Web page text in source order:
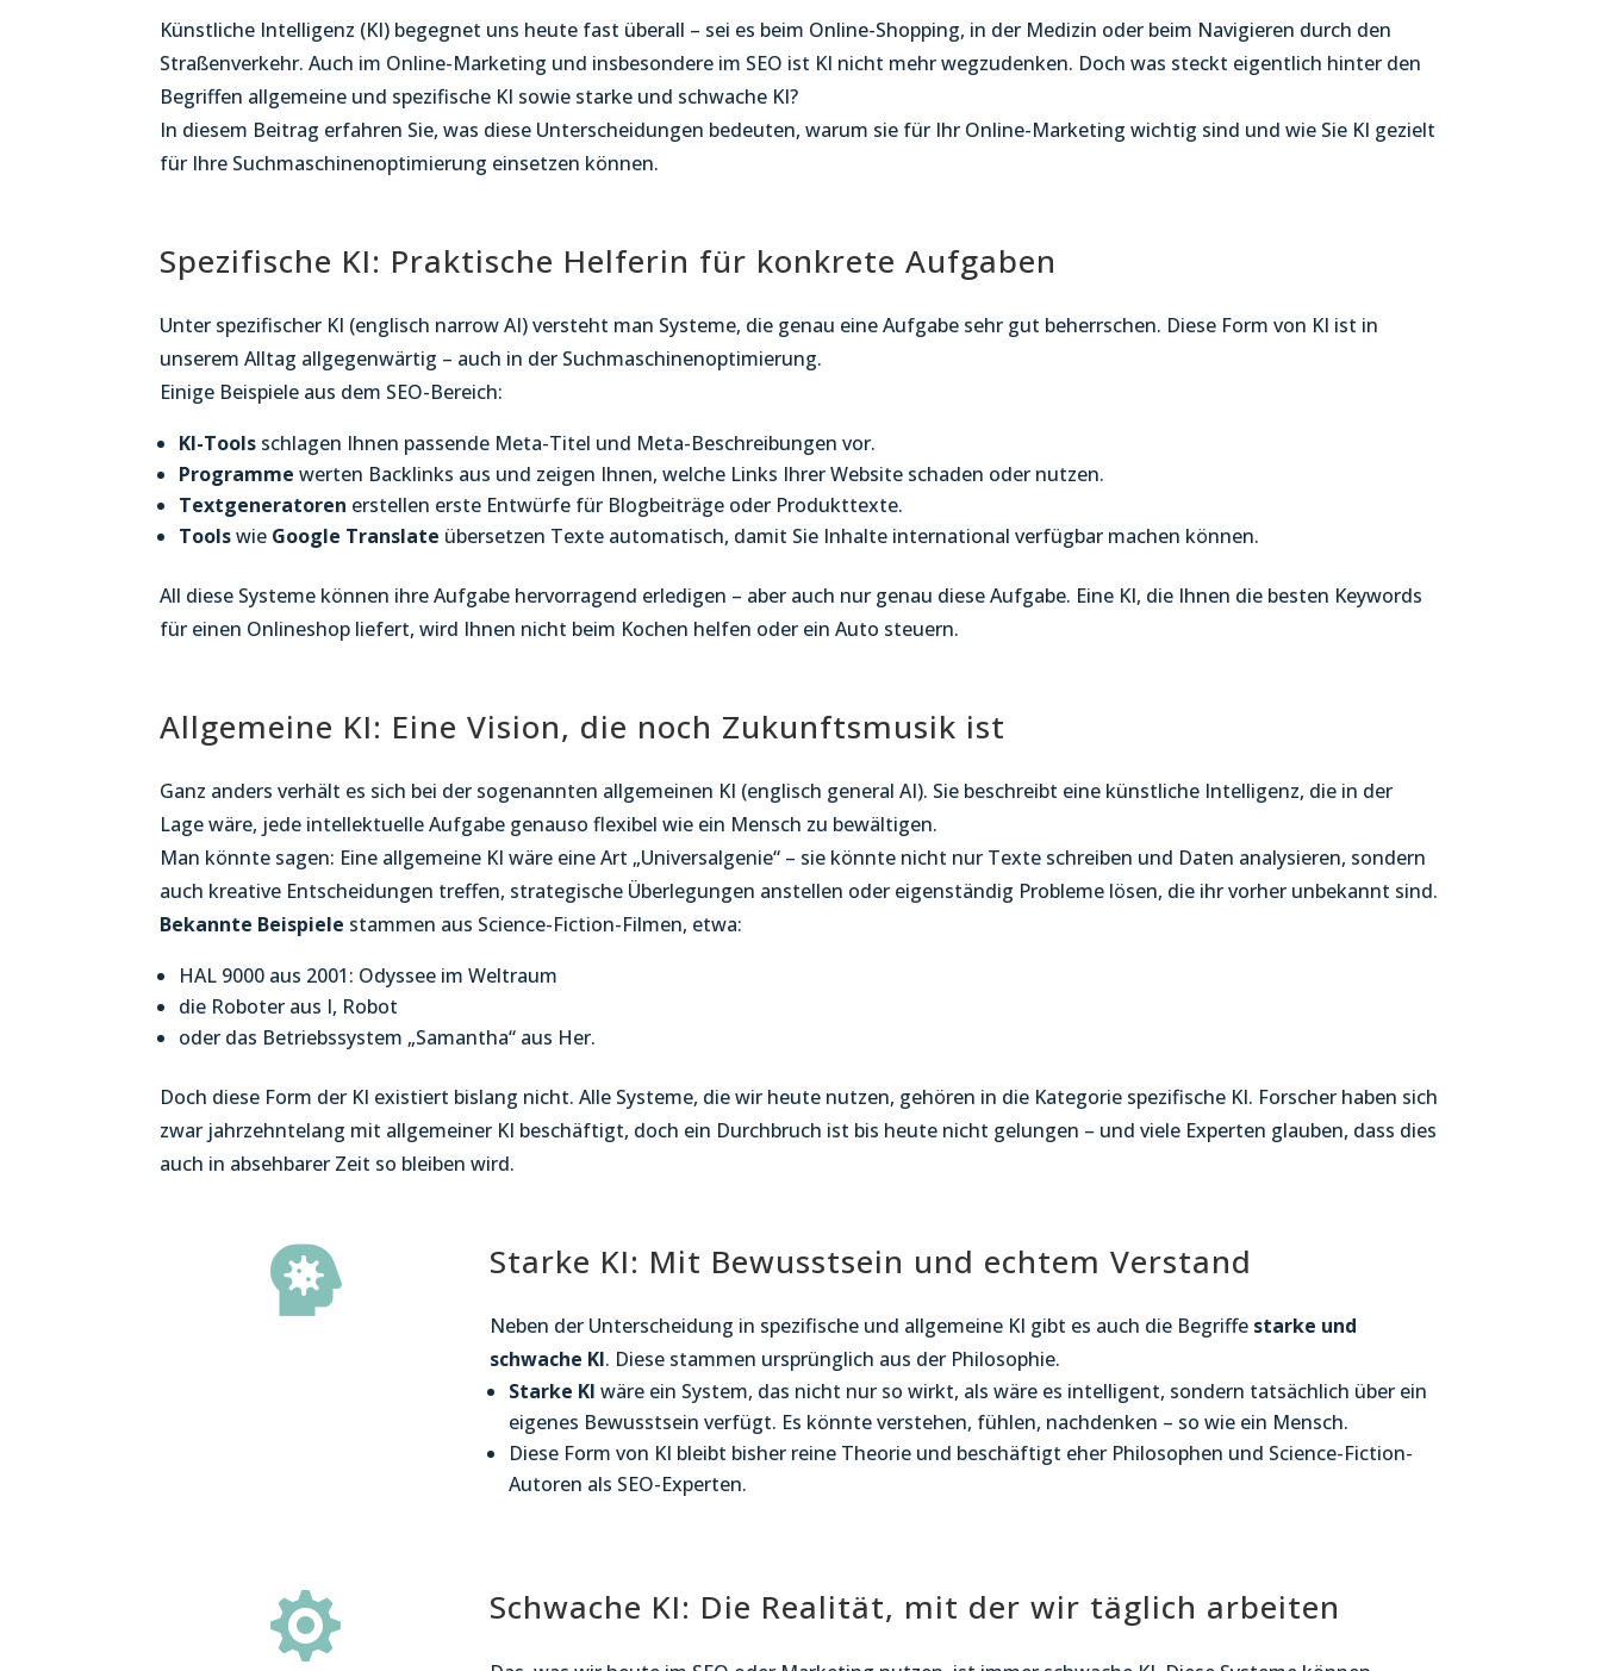
Künstliche Intelligenz (KI) begegnet uns heute fast überall – sei es beim Online-Shopping, in der Medizin oder beim Navigieren durch den
Straßenverkehr. Auch im Online-Marketing und insbesondere im SEO ist KI nicht mehr wegzudenken. Doch was steckt eigentlich hinter den
Begriffen allgemeine und spezifische KI sowie starke und schwache KI?
In diesem Beitrag erfahren Sie, was diese Unterscheidungen bedeuten, warum sie für Ihr Online-Marketing wichtig sind und wie Sie KI gezielt
für Ihre Suchmaschinenoptimierung einsetzen können.
Spezifische KI: Praktische Helferin für konkrete Aufgaben
Unter spezifischer KI (englisch narrow AI) versteht man Systeme, die genau eine Aufgabe sehr gut beherrschen. Diese Form von KI ist in
unserem Alltag allgegenwärtig – auch in der Suchmaschinenoptimierung.
Einige Beispiele aus dem SEO-Bereich:
KI-Tools schlagen Ihnen passende Meta-Titel und Meta-Beschreibungen vor.
Programme werten Backlinks aus und zeigen Ihnen, welche Links Ihrer Website schaden oder nutzen.
Textgeneratoren erstellen erste Entwürfe für Blogbeiträge oder Produkttexte.
Toolswie Google Translate übersetzen Texte automatisch, damit Sie Inhalte international verfügbar machen können.
All diese Systeme können ihre Aufgabe hervorragend erledigen – aber auch nur genau diese Aufgabe. Eine KI, die Ihnen die besten Keywords
für einen Onlineshop liefert, wird Ihnen nicht beim Kochen helfen oder ein Auto steuern.
Allgemeine KI: Eine Vision, die noch Zukunftsmusik ist
Ganz anders verhält es sich bei der sogenannten allgemeinen KI (englisch general AI). Sie beschreibt eine künstliche Intelligenz, die in der
Lage wäre, jede intellektuelle Aufgabe genauso flexibel wie ein Mensch zu bewältigen.
Man könnte sagen: Eine allgemeine KI wäre eine Art „Universalgenie“ – sie könnte nicht nur Texte schreiben und Daten analysieren, sondern
auch kreative Entscheidungen treffen, strategische Überlegungen anstellen oder eigenständig Probleme lösen, die ihr vorher unbekannt sind.
Bekannte Beispiele stammen aus Science-Fiction-Filmen, etwa:
HAL 9000 aus 2001: Odyssee im Weltraum
die Roboter aus I, Robot
oder das Betriebssystem „Samantha“ aus Her.
Doch diese Form der KI existiert bislang nicht. Alle Systeme, die wir heute nutzen, gehören in die Kategorie spezifische KI. Forscher haben sich
zwar jahrzehntelang mit allgemeiner KI beschäftigt, doch ein Durchbruch ist bis heute nicht gelungen – und viele Experten glauben, dass dies
auch in absehbarer Zeit so bleiben wird.
 Starke KI: Mit Bewusstsein und echtem Verstand
Neben der Unterscheidung in spezifische und allgemeine KI gibt es auch die Begriffe starke und
schwache KI. Diese stammen ursprünglich aus der Philosophie.
Starke KI wäre ein System, das nicht nur so wirkt, als wäre es intelligent, sondern tatsächlich über ein
eigenes Bewusstsein verfügt. Es könnte verstehen, fühlen, nachdenken – so wie ein Mensch.
Diese Form von KI bleibt bisher reine Theorie und beschäftigt eher Philosophen und Science-Fiction-
Autoren als SEO-Experten.
 Schwache KI: Die Realität, mit der wir täglich arbeiten